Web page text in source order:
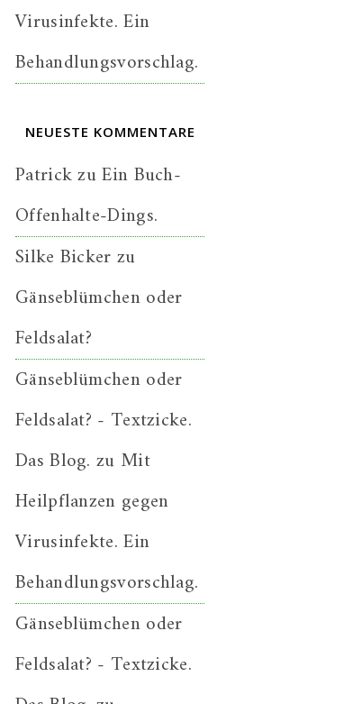
Virusinfekte. Ein
Behandlungsvorschlag.
NEUESTE KOMMENTARE
PatrickzuEin Buch-
Offenhalte-Dings.
Silke Bickerzu
Gänseblümchen oder
Feldsalat?
Gänseblümchen oder
Feldsalat? - Textzicke.
Das Blog. zu Mit
Heilpflanzen gegen
Virusinfekte. Ein
Behandlungsvorschlag.
Gänseblümchen oder
Feldsalat? - Textzicke.